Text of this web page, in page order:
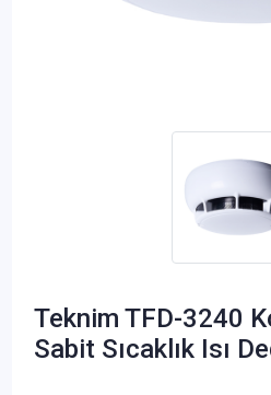
Teknim TFD-3240
Sabit Sıcaklık Isı